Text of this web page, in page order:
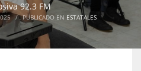
92.3 FM
/ PUBLICADO EN ESTATALES